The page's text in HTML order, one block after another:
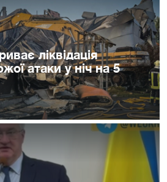
ліквідація
атаки у ніч на 5